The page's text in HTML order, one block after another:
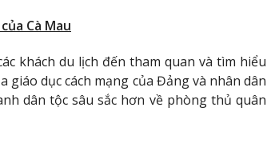
Cà Mau
khách du lịch đến tham quan và tìm hiểu
giáo dục cách mạng của Đảng và nhân dân
dân tộc sâu sắc hơn về phòng thủ quân